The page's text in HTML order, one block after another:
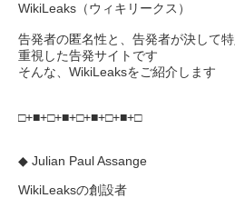
WikiLeaks（ウィキリークス）
告発者の匿名性と、告発者が決して
重視した告発サイトです
そんな、WikiLeaksをご紹介します
□+■+□+■+□+■+□+■+□
◆ Julian Paul Assange
WikiLeaksの創設者